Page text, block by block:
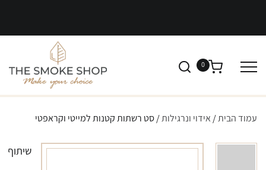
0
עמוד הבית/ אידוי ונרגילות/ סט רשתות קטנות למייטי וקראפטי
שיתוף